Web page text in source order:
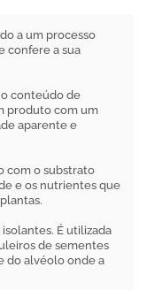
a um processo
confere a sua
conteúdo de
produto com um
aparente e
com o substrato
e os nutrientes que
É utilizada
de sementes
do alvéolo onde a